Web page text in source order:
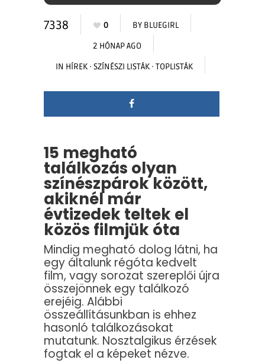
7338 0 BY BLUEGIRL
2 HÓNAP AGO
IN HÍREK · SZÍNÉSZI LISTÁK · TOPLISTÁK
15 megható
találkozás olyan
színészpárok között,
akiknél már
évtizedek teltek el
közös filmjük óta
Mindig megható dolog látni, ha
egy általunk régóta kedvelt
film, vagy sorozat szereplői újra
összejönnek egy találkozó
erejéig. Alábbi
összeállításunkban is ehhez
hasonló találkozásokat
mutatunk. Nosztalgikus érzések
fogtak el a képeket nézve.